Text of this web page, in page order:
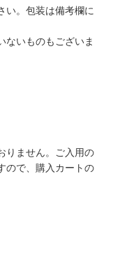
い。包装は備考欄に
ないものもございま
りません。ご入用の
ので、購入カートの